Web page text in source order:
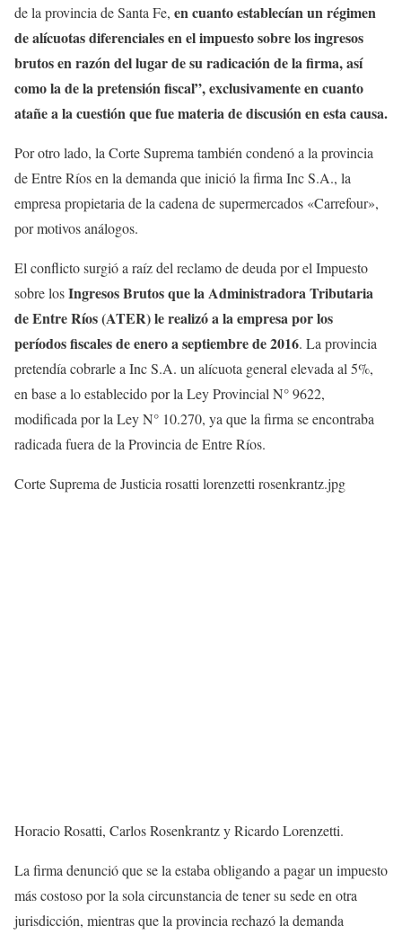
de la provincia de Santa Fe, en cuanto establecían un régimen
de alícuotas diferenciales en el impuesto sobre los ingresos
brutos en razón del lugar de su radicación de la firma, así
como la de la pretensión fiscal”, exclusivamente en cuanto
atañe a la cuestión que fue materia de discusión en esta causa.
Por otro lado, la Corte Suprema también condenó a la provincia
de Entre Ríos en la demanda que inició la firma Inc S.A., la
empresa propietaria de la cadena de supermercados «Carrefour»,
por motivos análogos.
El conflicto surgió a raíz del reclamo de deuda por el Impuesto
sobre losIngresos Brutos que la Administradora Tributaria
de Entre Ríos (ATER) le realizó a la empresa por los
períodos fiscales de enero a septiembre de 2016. La provincia
pretendía cobrarle a Inc S.A. un alícuota general elevada al 5%,
en base a lo establecido por la Ley Provincial N° 9622,
modificada por la Ley N° 10.270, ya que la firma se encontraba
radicada fuera de la Provincia de Entre Ríos.
Corte Suprema de Justicia rosatti lorenzetti rosenkrantz.jpg
Horacio Rosatti, Carlos Rosenkrantz y Ricardo Lorenzetti.
La firma denunció que se la estaba obligando a pagar un impuesto
más costoso por la sola circunstancia de tener su sede en otra
jurisdicción, mientras que la provincia rechazó la demanda